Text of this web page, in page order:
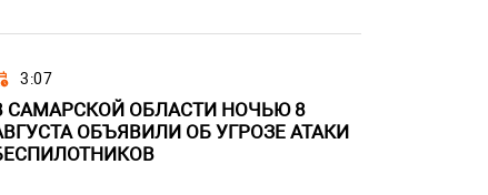
3:07
САМАРСКОЙ ОБЛАСТИ НОЧЬЮ 8
ОБЪЯВИЛИ ОБ УГРОЗЕ АТАКИ